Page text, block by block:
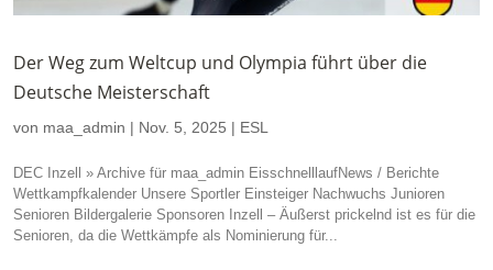
Der Weg zum Weltcup und Olympia führt über die
Deutsche Meisterschaft
von maa_admin | Nov. 5, 2025 | ESL
DEC Inzell » Archive für maa_admin EisschnelllaufNews / Berichte
Wettkampfkalender Unsere Sportler Einsteiger Nachwuchs Junioren
Senioren Bildergalerie Sponsoren Inzell – Äußerst prickelnd ist es für die
Senioren, da die Wettkämpfe als Nominierung für...